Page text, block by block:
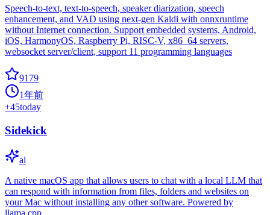
Speech-to-text, text-to-speech, speaker diarization, speech
enhancement, and VAD using next-gen Kaldi with onnxruntime
without Internet connection. Support embedded systems, Android,
iOS, HarmonyOS, Raspberry Pi, RISC-V, x86_64 servers,
websocket server/client, support 11 programming languages
9179
1年前
+45today
Sidekick
ai
A native macOS app that allows users to chat with a local LLM that
can respond with information from files, folders and websites on
your Mac without installing any other software. Powered by
llama.cpp.